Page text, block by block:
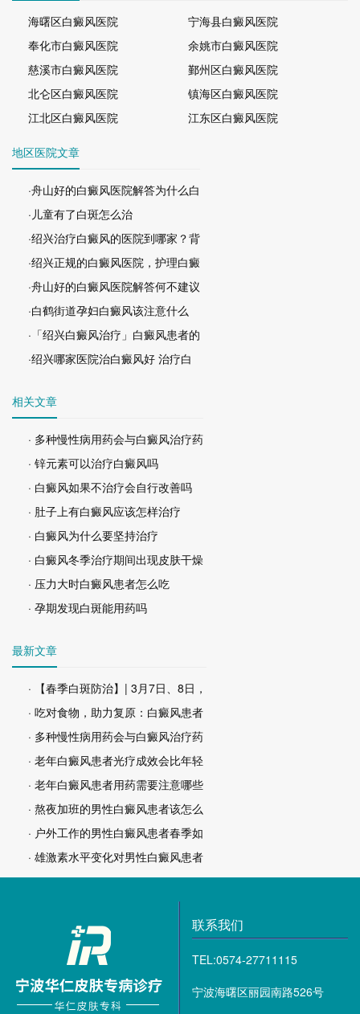
海曙区白癜风医院
宁海县白癜风医院
奉化市白癜风医院
余姚市白癜风医院
慈溪市白癜风医院
鄞州区白癜风医院
北仑区白癜风医院
镇海区白癜风医院
江北区白癜风医院
江东区白癜风医院
地区医院文章
·舟山好的白癜风医院解答为什么白
·儿童有了白斑怎么治
·绍兴治疗白癜风的医院到哪家？背
·绍兴正规的白癜风医院，护理白癜
·舟山好的白癜风医院解答何不建议
·白鹤街道孕妇白癜风该注意什么
·「绍兴白癜风治疗」白癜风患者的
·绍兴哪家医院治白癜风好 治疗白
相关文章
· 多种慢性病用药会与白癜风治疗药
· 锌元素可以治疗白癜风吗
· 白癜风如果不治疗会自行改善吗
· 肚子上有白癜风应该怎样治疗
· 白癜风为什么要坚持治疗
· 白癜风冬季治疗期间出现皮肤干燥
· 压力大时白癜风患者怎么吃
· 孕期发现白斑能用药吗
最新文章
· 【春季白斑防治】| 3月7日、8日，
· 吃对食物，助力复原：白癜风患者
· 多种慢性病用药会与白癜风治疗药
· 老年白癜风患者光疗成效会比年轻
· 老年白癜风患者用药需要注意哪些
· 熬夜加班的男性白癜风患者该怎么
· 户外工作的男性白癜风患者春季如
· 雄激素水平变化对男性白癜风患者
联系我们
TEL:0574-27711115
宁波海曙区丽园南路526号